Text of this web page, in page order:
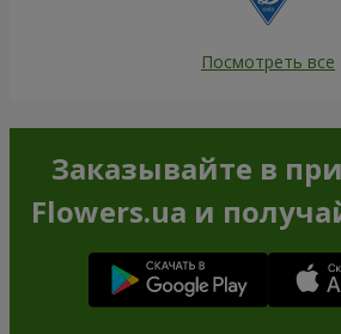
Посмотреть все
Заказывайте в
Flowers.ua и